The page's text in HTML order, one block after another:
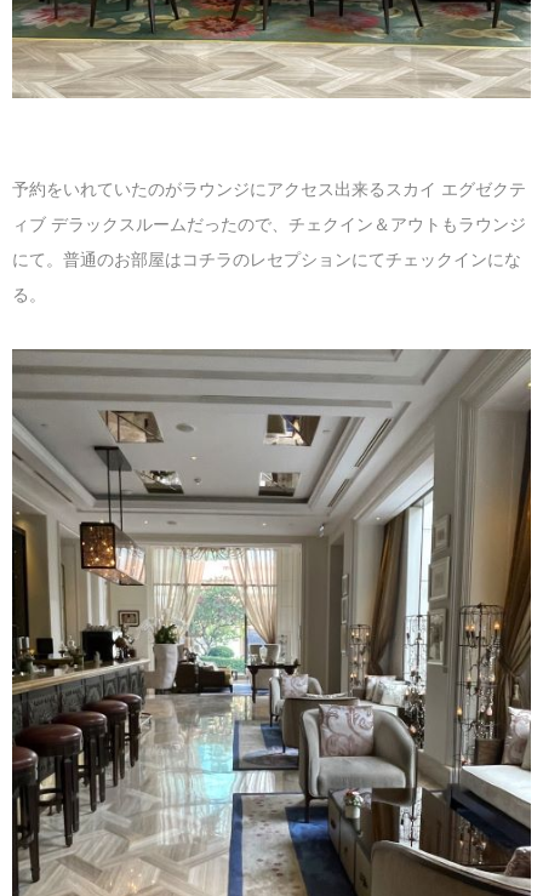
予約をいれていたのがラウンジにアクセス出来るスカイ エグゼクテ
ィブ デラックスルームだったので、チェクイン＆アウトもラウンジ
にて。普通のお部屋はコチラのレセプションにてチェックインにな
る。